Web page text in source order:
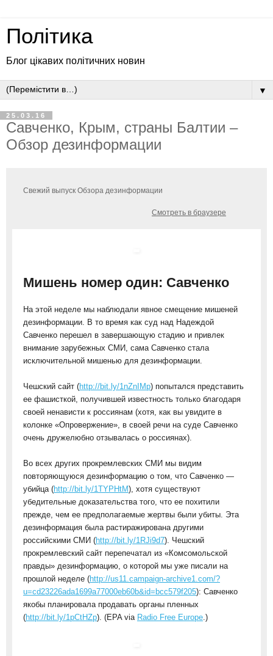
Політика
Блог цікавих політичних новин
▼
25.03.16
Савченко, Крым, страны Балтии –
Обзор дезинформации
Свежий выпуск Обзора дезинформации
Смотреть в браузере
Мишень номер один: Савченко
На этой неделе мы наблюдали явное смещение мишеней
дезинформации. В то время как суд над Надеждой
Савченко перешел в завершающую стадию и привлек
внимание зарубежных СМИ, сама Савченко стала
исключительной мишенью для дезинформации.
Чешский сайт (http://bit.ly/1nZnIMp) попытался представить
ее фашисткой, получившей известность только благодаря
своей ненависти к россиянам (хотя, как вы увидите в
колонке «Опровержение», в своей речи на суде Савченко
очень дружелюбно отзывалась о россиянах).
Во всех других прокремлевских СМИ мы видим
повторяющуюся дезинформацию о том, что Савченко —
убийца (http://bit.ly/1TYPHtM), хотя существуют
убедительные доказательства того, что ее похитили
прежде, чем ее предполагаемые жертвы были убиты. Эта
дезинформация была растиражирована другими
российскими СМИ (http://bit.ly/1RJi9d7). Чешский
прокремлевский сайт перепечатал из «Комсомольской
правды» дезинформацию, о которой мы уже писали на
прошлой неделе (http://us11.campaign-archive1.com/?
u=cd23226ada1699a77000eb60b&id=bcc579f205): Савченко
якобы планировала продавать органы пленных
(http://bit.ly/1pCtHZp). (EPA via Radio Free Europe .)